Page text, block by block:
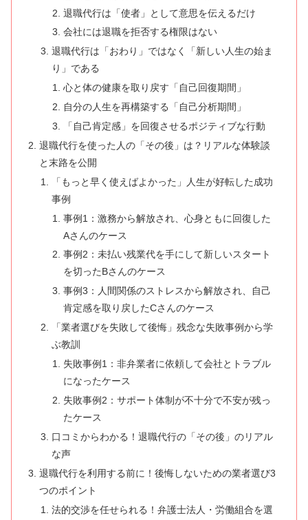
退職代行は「使者」として意思を伝えるだけ
会社には退職を拒否する権限はない
退職代行は「おわり」ではなく「新しい人生の始ま
り」である
心と体の健康を取り戻す「自己回復期間」
自分の人生を再構築する「自己分析期間」
「自己肯定感」を回復させるポジティブな行動
退職代行を使った人の「その後」は？リアルな体験談
と末路を公開
「もっと早く使えばよかった」人生が好転した成功
事例
事例1：激務から解放され、心身ともに回復した
Aさんのケース
事例2：未払い残業代を手にして新しいスタート
を切ったBさんのケース
事例3：人間関係のストレスから解放され、自己
肯定感を取り戻したCさんのケース
「業者選びを失敗して後悔」残念な失敗事例から学
ぶ教訓
失敗事例1：非弁業者に依頼して会社とトラブル
になったケース
失敗事例2：サポート体制が不十分で不安が残っ
たケース
口コミからわかる！退職代行の「その後」のリアル
な声
退職代行を利用する前に！後悔しないための業者選び3
つのポイント
法的交渉を任せられる！弁護士法人・労働組合を選